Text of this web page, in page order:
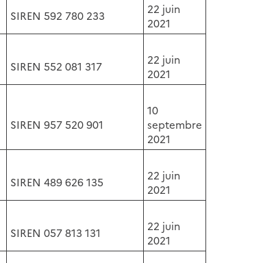
SIREN 592 780 233
22 juin
2021
SIREN 552 081 317
22 juin
2021
SIREN 957 520 901
10
septembre
2021
SIREN 489 626 135
22 juin
2021
SIREN 057 813 131
22 juin
2021